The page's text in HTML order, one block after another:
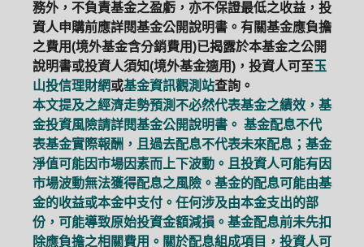
務外，不負責基金之盈虧，亦不保證最低之收益，投
資人申購前應詳閱基金公開說明書。有關基金應負擔
之費用(境外基金含分銷費用)已揭露於本基金之公開
說明書或投資人須知(境外基金適用)，投資人可至玉
山投信理財網或基金資訊觀測站查詢。
本文提及之經濟走勢預測不必然代表基金之績效，基
金投資風險請詳閱基金公開說明書。 基金配息不代
表基金實際報酬，且過去配息不代表未來配息；基金
淨值可能因市場因素而上下波動。且投資人可能有因
市場波動無法獲得配息之風險。基金的配息可能由基
金的收益或本金中支付。任何涉及由本金支出的部
份，可能導致原始投資金額減損。基金配息前未先扣
除應負擔之相關費用。關於配息組成項目，投資人可